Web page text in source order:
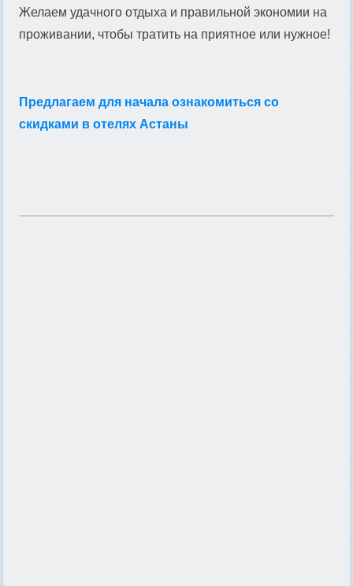
Желаем удачного отдыха и правильной экономии на
проживании, чтобы тратить на приятное или нужное!
Предлагаем для начала ознакомиться со
скидками в отелях Астаны